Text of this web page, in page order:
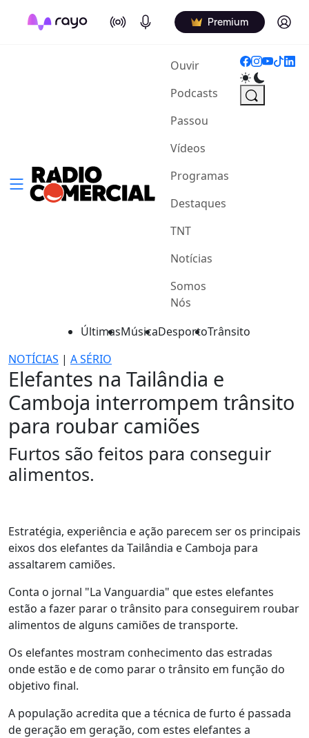
On Air Podcasts Premium Log in
Ouvir(current)
Podcasts
Passou
Vídeos
Programas
Destaques
TNT
Notícias
Somos
Nós
ÚltimasMúsicaDesportoTrânsito
NOTÍCIAS | A SÉRIO
Elefantes na Tailândia e
Camboja interrompem trânsito
para roubar camiões
Furtos são feitos para conseguir
alimentos.
Estratégia, experiência e ação parecem ser os principais
eixos dos elefantes da Tailândia e Camboja para
assaltarem camiões.
Conta o jornal "La Vanguardia" que estes elefantes
estão a fazer parar o trânsito para conseguirem roubar
alimentos de alguns camiões de transporte.
Os elefantes mostram conhecimento das estradas
onde estão e de como parar o trânsito em função do
objetivo final.
A população acredita que a técnica de furto é passada
de geração em geração, com estes elefantes a